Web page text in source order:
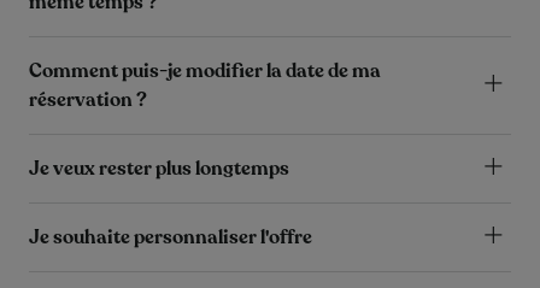
Comment puis-je modifier la date de ma
réservation ?
Je veux rester plus longtemps
Je souhaite personnaliser l'offre